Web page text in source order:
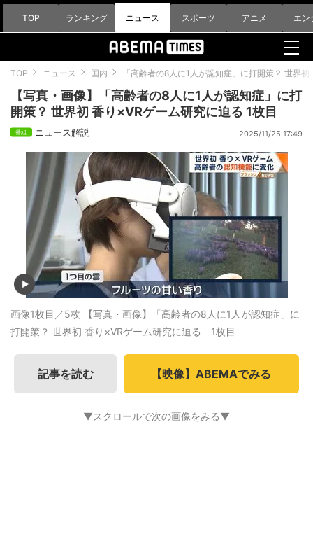
TOP ランキング ニュース スポーツ アニメ エン
TOP ニュース 国内 「高齢者の8人に1人が認知症」に打開策？ 世界
【写真・画像】「高齢者の8人に1人が認知症」に打
開策？ 世界初 香り×VRゲーム研究に迫る 1枚目
ニュース解説 2025/11/25 17:49
画像1枚目／5枚 【写真・画像】「高齢者の8人に1人が認知症」に
打開策？ 世界初 香り×VRゲーム研究に迫る 1枚目
記事を読む 【映像】ABEMAでみる
▼スクロールで次の画像をみる▼